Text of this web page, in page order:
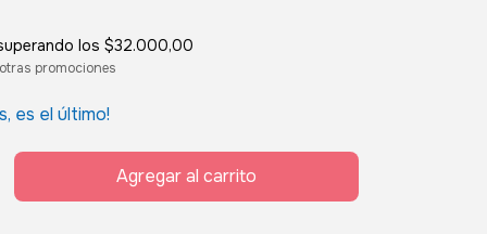
los$32.000,00
promociones
es el último!